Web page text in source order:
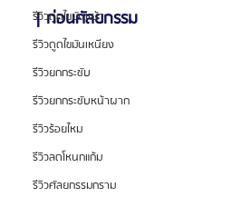
รีวิวดูดไขมันหน้า
รีวิวดูดไขมันเหนียง
รีวิวยกกระชับ
รีวิวยกกระชับหน้าผาก
รีวิวร้อยไหม
รีวิวลดโหนกแก้ม
รีวิวศัลยกรรมกราม
| ก่อนศัลยกรรม